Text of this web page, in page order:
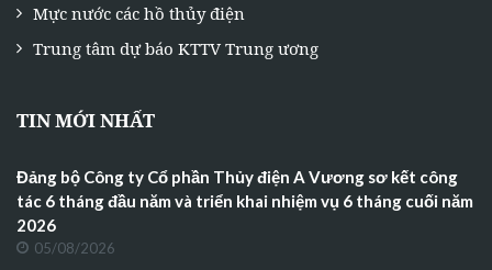
Mực nước các hồ thủy điện
Trung tâm dự báo KTTV Trung ương
TIN MỚI NHẤT
Đảng bộ Công ty Cổ phần Thủy điện A Vương sơ kết công
tác 6 tháng đầu năm và triển khai nhiệm vụ 6 tháng cuối năm
2026
05/08/2026